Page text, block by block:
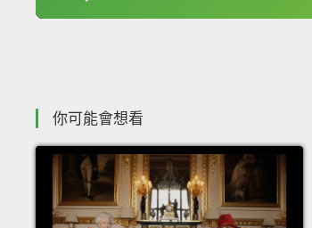
你可能會想看